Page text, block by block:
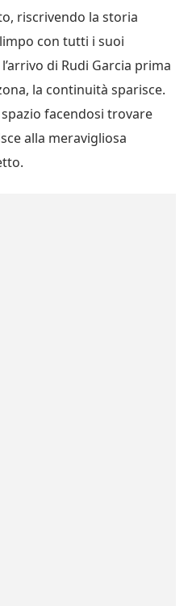
riscrivendo la storia
con tutti i suoi
di Rudi Garcia prima
la continuità sparisce.
facendosi trovare
alla meravigliosa